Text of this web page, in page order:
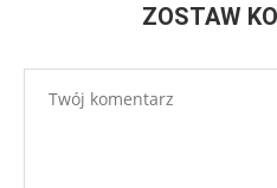
ZOSTAW